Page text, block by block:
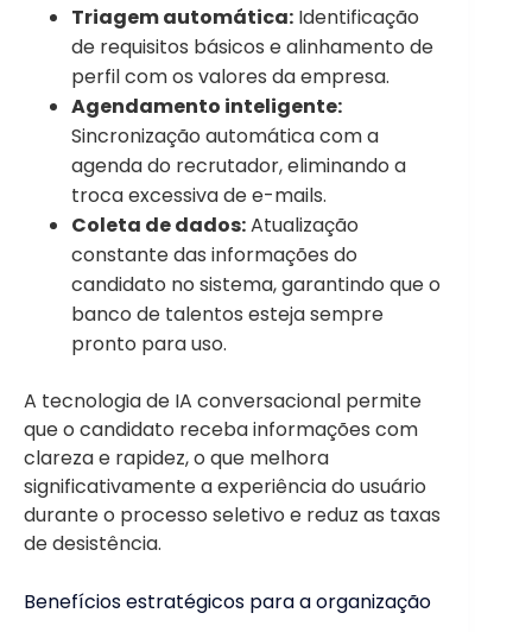
Triagem automática: Identificação
de requisitos básicos e alinhamento de
perfil com os valores da empresa.
Agendamento inteligente:
Sincronização automática com a
agenda do recrutador, eliminando a
troca excessiva de e-mails.
Coleta de dados:Atualização
constante das informações do
candidato no sistema, garantindo que o
banco de talentos esteja sempre
pronto para uso.
A tecnologia de IA conversacional permite
que o candidato receba informações com
clareza e rapidez, o que melhora
significativamente a experiência do usuário
durante o processo seletivo e reduz as taxas
de desistência.
Benefícios estratégicos para a organização